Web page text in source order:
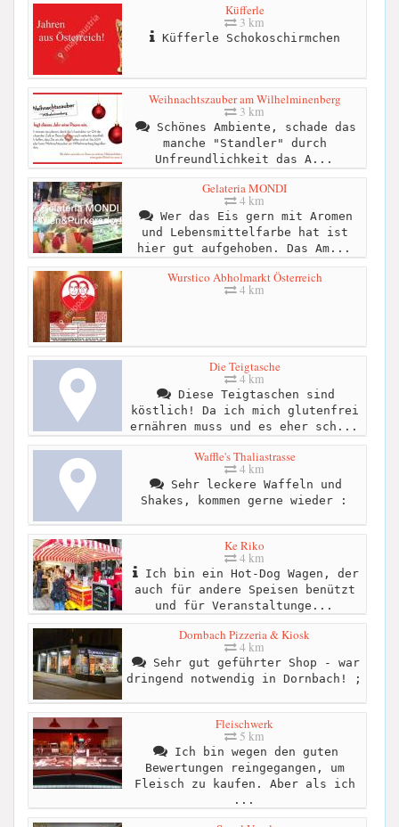
Küfferle
3 km
Küfferle Schokoschirmchen
Weihnachtszauber am Wilhelminenberg
3 km
Schönes Ambiente, schade das
manche "Standler" durch
Unfreundlichkeit das A...
Gelateria MONDI
4 km
Wer das Eis gern mit Aromen
und Lebensmittelfarbe hat ist
hier gut aufgehoben. Das Am...
Wurstico Abholmarkt Österreich
4 km
Die Teigtasche
4 km
Diese Teigtaschen sind
köstlich! Da ich mich glutenfrei
ernähren muss und es eher sch...
Waffle's Thaliastrasse
4 km
Sehr leckere Waffeln und
Shakes, kommen gerne wieder :
Ke Riko
4 km
Ich bin ein Hot-Dog Wagen, der
auch für andere Speisen benützt
und für Veranstaltunge...
Dornbach Pizzeria & Kiosk
4 km
Sehr gut geführter Shop - war
dringend notwendig in Dornbach! ;
Fleischwerk
5 km
Ich bin wegen den guten
Bewertungen reingegangen, um
Fleisch zu kaufen. Aber als ich
...